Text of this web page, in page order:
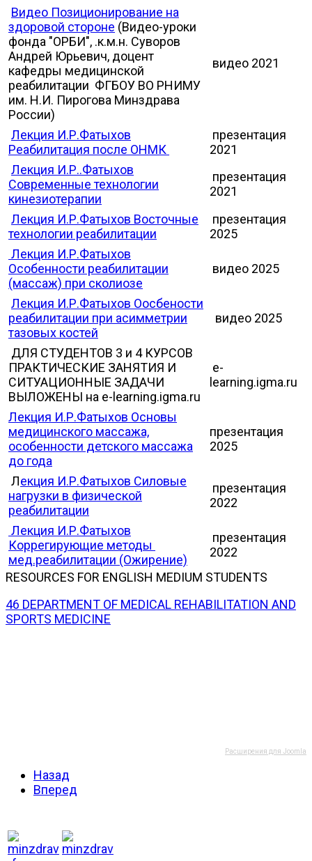
Видео Позиционирование на
здоровой стороне (Видео-уроки
фонда "ОРБИ", .к.м.н. Суворов
Андрей Юрьевич, доцент
кафедры медицинской
реабилитации​ ФГБОУ ВО РНИМУ
им. Н.И. Пирогова Минздрава
России)
видео 2021
Лекция И.Р.Фатыхов
Реабилитация после ОНМК
презентация
2021
Лекция И.Р..Фатыхов
Современные технологии
кинезиотерапии
презентация
2021
Лекция И.Р.Фатыхов Восточные
технологии реабилитации
презентация
2025
Лекция И.Р.Фатыхов
Особенности реабилитации
(массаж) при сколиозе
видео 2025
Лекция И.Р.Фатыхов Оосбености
реабилитации при асимметрии
тазовых костей
видео 2025
ДЛЯ СТУДЕНТОВ 3 и 4 КУРСОВ
ПРАКТИЧЕСКИЕ ЗАНЯТИЯ И
СИТУАЦИОННЫЕ ЗАДАЧИ
ВЫЛОЖЕНЫ на e-learning.igma.ru
e-
learning.igma.ru
Лекция И.Р.Фатыхов Основы
медицинского массажа,
особенности детского массажа
до года
презентация
2025
Лекция И.Р.Фатыхов Силовые
нагрузки в физической
реабилитации
презентация
2022
Лекция И.Р.Фатыхов
Коррегирующие методы
мед.реабилитации (Ожирение)
презентация
2022
RESOURCES FOR ENGLISH MEDIUM STUDENTS
46 DEPARTMENT OF MEDICAL REHABILITATION AND
SPORTS MEDICINE
Расширения для Joomla
Назад
Вперед